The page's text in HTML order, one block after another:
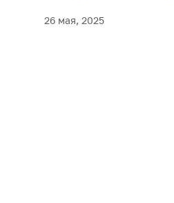
26 мая, 2025